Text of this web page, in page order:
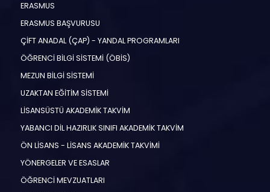
ERASMUS
ERASMUS BAŞVURUSU
ÇİFT ANADAL (ÇAP) - YANDAL PROGRAMLARI
ÖĞRENCİ BİLGİ SİSTEMİ (ÖBİS)
MEZUN BİLGİ SİSTEMİ
UZAKTAN EĞİTİM SİSTEMİ
LİSANSÜSTÜ AKADEMİK TAKVİM
YABANCI DİL HAZIRLIK SINIFI AKADEMİK TAKVİM
ÖN LİSANS - LİSANS AKADEMİK TAKVİMİ
YÖNERGELER VE ESASLAR
ÖĞRENCİ MEVZUATLARI